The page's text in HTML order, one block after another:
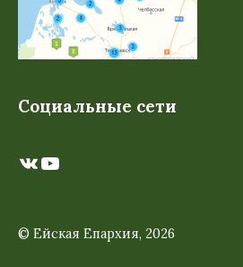
Социальные сети
ВКонтакте
YouTube
© Ейская Епархия, 2026